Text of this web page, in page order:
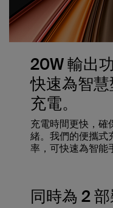
20W 輸出
快速為智
充電。
充電時間更快，確
緒。我們的便攜式
率，可快速為智能
同時為 2 部